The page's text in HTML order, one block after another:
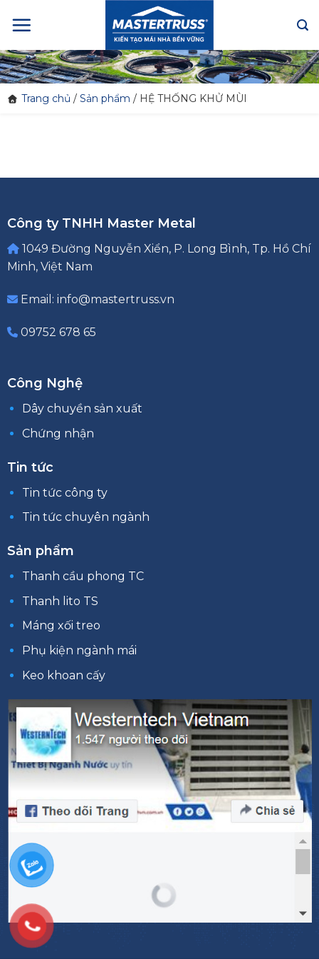
Trang chủ / Sản phẩm / HỆ THỐNG KHỬ MÙI
Công ty TNHH Master Metal
1049 Đường Nguyễn Xiển, P. Long Bình, Tp. Hồ Chí
Minh, Việt Nam
Email: info@mastertruss.vn
09752 678 65
Công Nghệ
Dây chuyền sản xuất
Chứng nhận
Tin tức
Tin tức công ty
Tin tức chuyên ngành
Sản phẩm
Thanh cầu phong TC
Thanh lito TS
Máng xối treo
Phụ kiện ngành mái
Keo khoan cấy